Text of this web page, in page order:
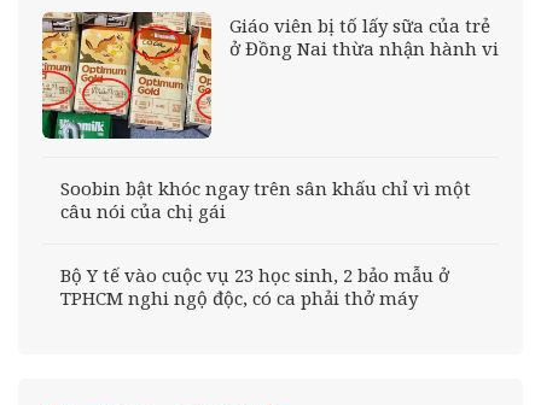
Giáo viên bị tố lấy sữa của trẻ
ở Đồng Nai thừa nhận hành vi
Soobin bật khóc ngay trên sân khấu chỉ vì một
câu nói của chị gái
Bộ Y tế vào cuộc vụ 23 học sinh, 2 bảo mẫu ở
TPHCM nghi ngộ độc, có ca phải thở máy